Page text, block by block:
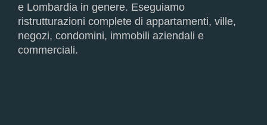
e Lombardia in genere. Eseguiamo
ristrutturazioni complete di appartamenti, ville,
negozi, condomini, immobili aziendali e
commerciali.